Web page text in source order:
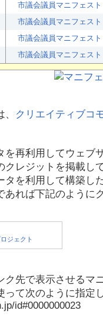
市議会議員マニフェスト
市議会議員マニフェスト
市議会議員マニフェスト
市議会議員マニフェスト
クリエイティブコ
を再利用してウェブ
レジットを掲載し
タを利用して構築し
あれば下記のように
先で表示させるマ
て次のように指定
id#0000000023